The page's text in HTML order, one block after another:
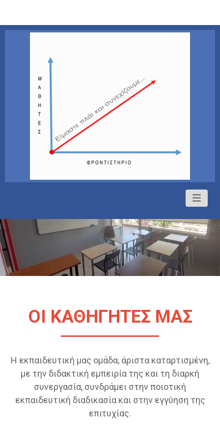
ΟΙ ΚΑΘΗΓΗΤΕΣ ΜΑΣ
Η εκπαιδευτική μας ομάδα, άριστα καταρτισμένη,
με την διδακτική εμπειρία της και τη διαρκή
συνεργασία, συνδράμει στην ποιοτική
εκπαιδευτική διαδικασία και στην εγγύηση της
επιτυχίας.